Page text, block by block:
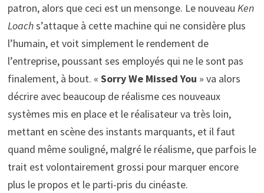
patron, alors que ceci est un mensonge. Le nouveau Ken
Loachs’attaque à cette machine qui ne considère plus
l’humain, et voit simplement le rendement de
l’entreprise, poussant ses employés qui ne le sont pas
finalement, à bout. « Sorry We Missed You » va alors
décrire avec beaucoup de réalisme ces nouveaux
systèmes mis en place et le réalisateur va très loin,
mettant en scène des instants marquants, et il faut
quand même souligné, malgré le réalisme, que parfois le
trait est volontairement grossi pour marquer encore
plus le propos et le parti-pris du cinéaste.